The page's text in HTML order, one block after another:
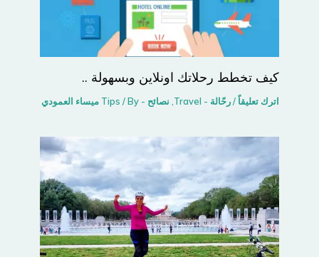
كيف تخطط رحلاتك اونلاين وبسهولة ..
اترك تعليقاً /رحّالة - Travel , نصائح - Tips/ By ميساء العمودي